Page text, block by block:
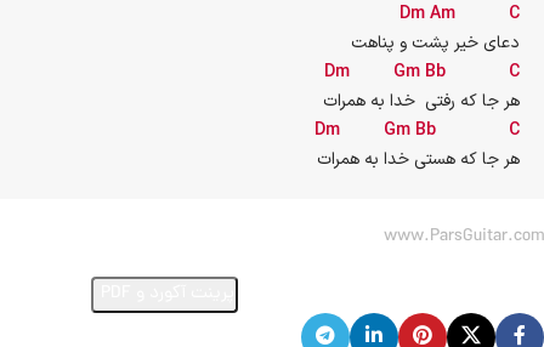
DmAm
C
دعای خیر پشت و پناهت
Dm
Gm Bb
C
هر جا که رفتی  خدا به همرات
Dm
Gm Bb
C
هر جا که هستی خدا به همرات
www.ParsGuitar.com